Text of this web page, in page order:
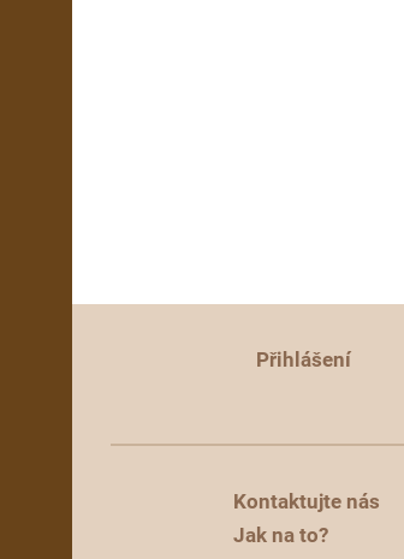
Přihlášení
Kontaktujte nás
Jak na to?